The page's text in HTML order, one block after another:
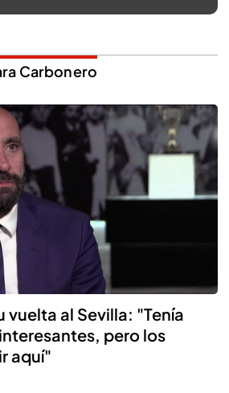
Carbonero
vuelta al Sevilla: "Tenía
pero los
aquí"